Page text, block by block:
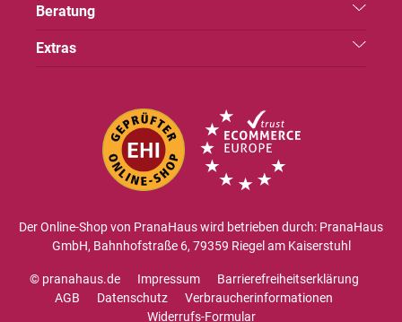
Beratung
Extras
Der Online-Shop von PranaHaus wird betrieben durch: PranaHaus
GmbH, Bahnhofstraße 6, 79359 Riegel am Kaiserstuhl
© pranahaus.de Impressum
Barrierefreiheitserklärung
AGB
Datenschutz
Verbraucherinformationen
Widerrufs-Formular